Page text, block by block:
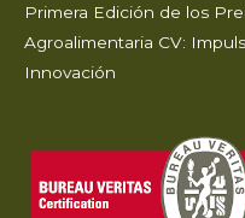
Primera Edición de los
Agroalimentaria CV:
Innovación